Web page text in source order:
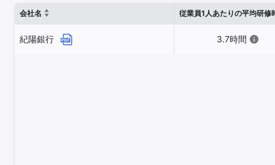
会社名
従業員1人あたりの平均研修
紀陽銀行 3.7時間